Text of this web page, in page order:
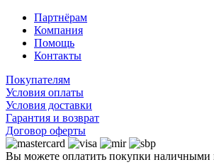
Партнёрам
Компания
Помощь
Контакты
Покупателям
Условия оплаты
Условия доставки
Гарантия и возврат
Договор оферты
Вы можете оплатить покупки